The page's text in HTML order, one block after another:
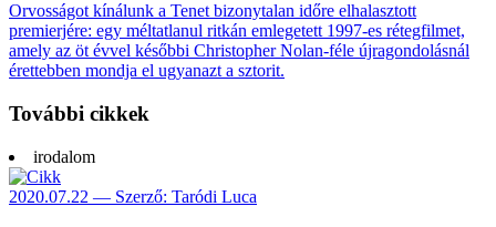
Orvosságot kínálunk a Tenet bizonytalan időre elhalasztott
premierjére: egy méltatlanul ritkán emlegetett 1997-es rétegfilmet,
amely az öt évvel későbbi Christopher Nolan-féle újragondolásnál
érettebben mondja el ugyanazt a sztorit.
További cikkek
irodalom
2020.07.22 — Szerző: Taródi Luca